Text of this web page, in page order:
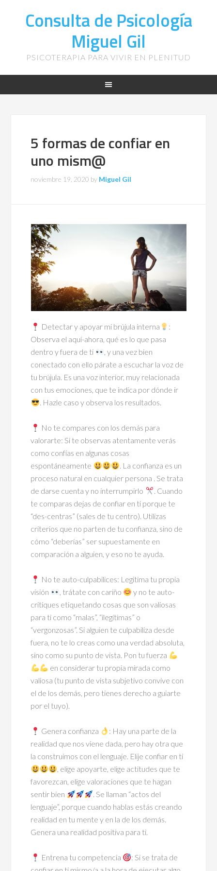
Consulta de Psicología
Miguel Gil
PSICOTERAPIA PARA VIVIR EN PLENITUD
5 formas de confiar en
uno mism@
noviembre 19, 2020 by Miguel Gil
Detectar y apoyar mi brújula interna
:
Observa el aquí-ahora, qué es lo que pasa
dentro y fuera de ti
, y una vez bien
conectado con ello párate a escuchar la voz de
tu brújula. Es una voz interior, muy relacionada
con tus emociones, que te indica por dónde ir
. Hazle caso y observa los resultados.
No te compares con los demás para
valorarte: Si te observas atentamente verás
como confías en algunas cosas
espontáneamente
. La confianza es un
proceso natural en cualquier persona . Se trata
de darse cuenta y no interrumpirlo
. Cuando
te comparas dejas de confiar en ti porque te
“des-centras” (sales de tu centro). Utilizas
criterios que no parten de tu confianza, sino de
cómo “deberías” ser supuestamente en
comparación a alguien, y eso no te ayuda.
No te auto-culpabilices: Legitima tu propia
visión
, trátate con cariño
y no te auto-
critiques etiquetando cosas que son valiosas
para ti como “malas”, “ilegítimas” o
“vergonzosas”. Si alguien te culpabiliza desde
fuera, no te lo creas como una verdad absoluta,
sino como su punto de vista. Pon tu fuerza
en considerar tu propia mirada como
valiosa (tu punto de vista subjetivo convive con
el de los demás, pero tienes derecho a guiarte
por el tuyo).
Genera confianza
: Hay una parte de la
realidad que nos viene dada, pero hay otra que
la construimos con el lenguaje. Elije confiar en ti
, elige apoyarte, elige actitudes que te
favorezcan, elige valoraciones que te hagan
sentir bien
. Se llaman “actos del
lenguaje”, porque cuando hablas estás creando
realidad en tu mente y en la de los demás.
Genera una realidad positiva para ti.
Entrena tu competencia
: Si se trata de